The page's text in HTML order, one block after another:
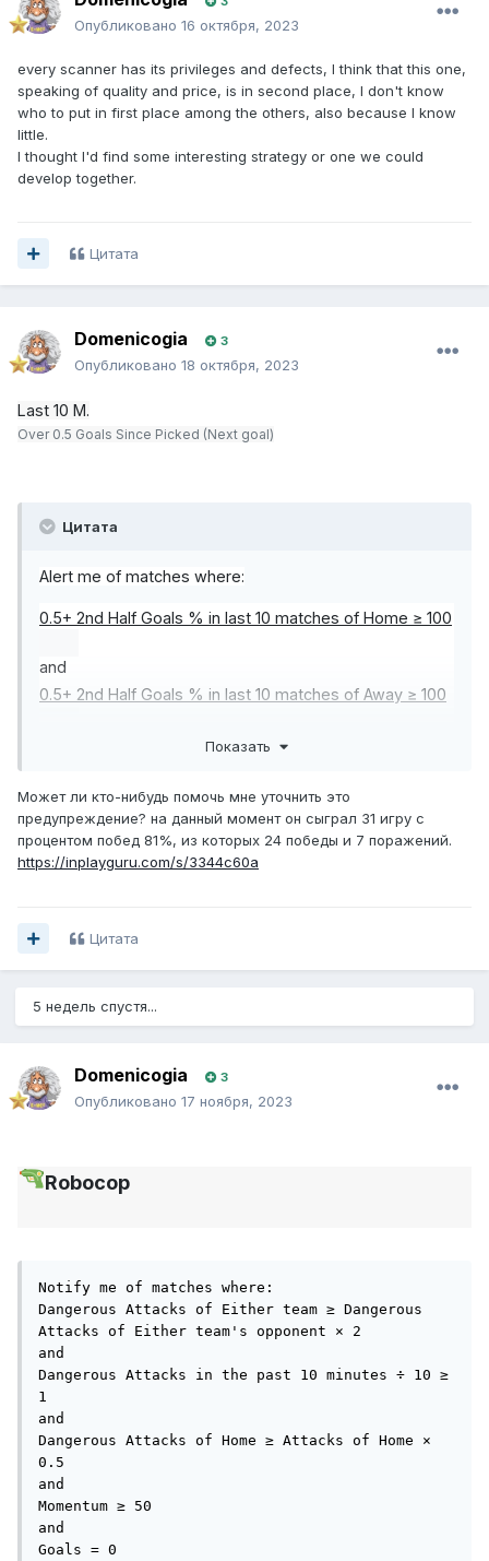
Опубликовано 16 октября, 2023
every scanner has its privileges and defects, I think that this one,
speaking of quality and price, is in second place, I don't know
who to put in first place among the others, also because I know
little.
I thought I'd find some interesting strategy or one we could
develop together.
Цитата
Domenicogia 3
Опубликовано 18 октября, 2023
Last 10 M.
Over 0.5 Goals Since Picked (Next goal)
Цитата
Alert me of matches where:
0.5+ 2nd Half Goals % in last 10 matches of Home ≥ 100
and
0.5+ 2nd Half Goals % in last 10 matches of Away ≥ 100
team ≥ 100
and
Match Timer (Minute) ≥ 45
Goals of Winning team ≤ Goals of Losing team + 1
and
Match Timer (Minute) ≤ 60
and
Goals of Winning team ≤ Goals of Losing team + 1
Avg. Goals Scored in last 5 matches Played at Home of
Avg. Goals Scored in last 5 matches Played Away of
Away ≥ 1
Показать
Может ли кто-нибудь помочь мне уточнить это
предупреждение? на данный момент он сыграл 31 игру с
процентом побед 81%, из которых 24 победы и 7 поражений.
https://inplayguru.com/s/3344c60a
Цитата
5 недель спустя...
Domenicogia 3
Опубликовано 17 ноября, 2023
Robocop
Notify me of matches where:
Dangerous Attacks of Either team ≥ Dangerous
Attacks of Either team's opponent × 2
and
Dangerous Attacks in the past 10 minutes ÷ 10 ≥
1
and
Dangerous Attacks of Home ≥ Attacks of Home ×
0.5
and
Momentum ≥ 50
and
Goals = 0